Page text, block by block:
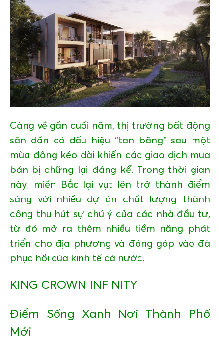
GIÁO DỤC
KỲ NGHỈ & ĐIỂM ĐẾN
QUÀ TẶNG & SỰ KIỆN
LIÊN HỆ
Càng về gần cuối năm, thị trường bất động
sản dần có dấu hiệu “tan băng” sau một
mùa đông kéo dài khiến các giao dịch mua
bán bị chững lại đáng kể. Trong thời gian
này, miền Bắc lại vụt lên trở thành điểm
sáng với nhiều dự án chất lượng thành
công thu hút sự chú ý của các nhà đầu tư,
từ đó mở ra thêm nhiều tiềm năng phát
triển cho địa phương và đóng góp vào đà
phục hồi của kinh tế cả nước.
KING CROWN INFINITY
Điểm Sống Xanh Nơi Thành Phố
Mới